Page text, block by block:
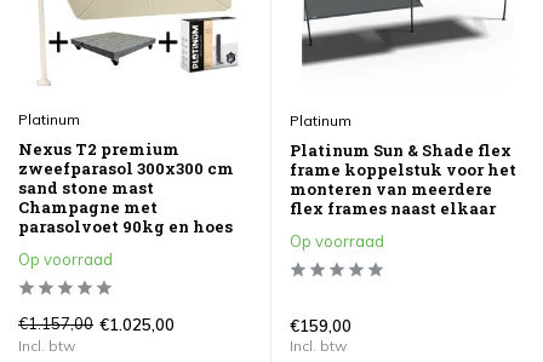
Platinum
Nexus T2 premium
zweefparasol 300x300 cm
sand stone mast
Champagne met
parasolvoet 90kg en hoes
Op voorraad
€1.157,00 €1.025,00
Incl. btw
Platinum
Platinum Sun & Shade flex
frame koppelstuk voor het
monteren van meerdere
flex frames naast elkaar
Op voorraad
€159,00
Incl. btw